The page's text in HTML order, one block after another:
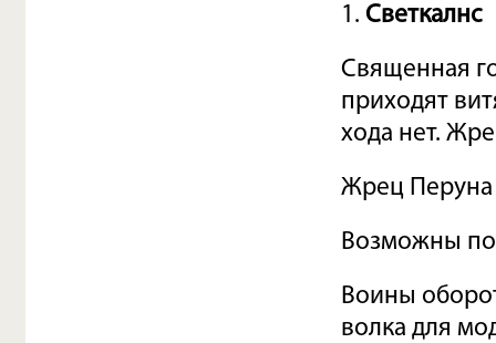
1. Светкалнс
Священная
приходят
хода нет.
Жрец Перуна
Возможны
Воины
волка для